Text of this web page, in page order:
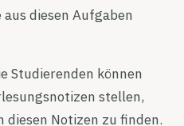
diesen Aufgaben
Studierenden können
stellen,
diesen Notizen zu finden.